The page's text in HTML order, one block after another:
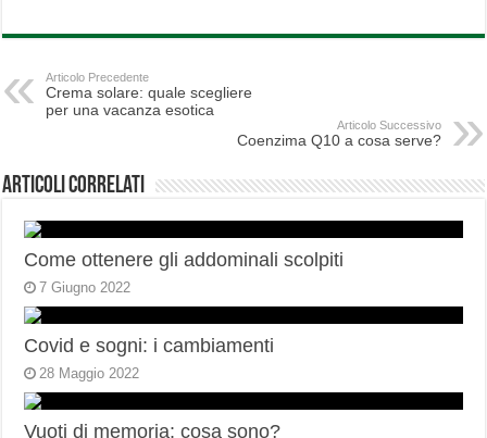
Articolo Precedente
Crema solare: quale scegliere
per una vacanza esotica
Articolo Successivo
Coenzima Q10 a cosa serve?
Articoli correlati
Come ottenere gli addominali scolpiti
7 Giugno 2022
Covid e sogni: i cambiamenti
28 Maggio 2022
Vuoti di memoria: cosa sono?